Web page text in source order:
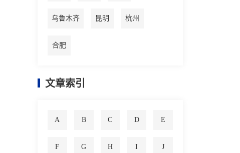
乌鲁木齐 昆明 杭州
合肥
文章索引
A B C D E
F G H I J